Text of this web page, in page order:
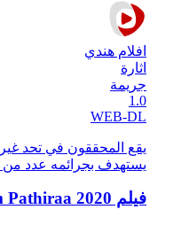
افلام هندي
اثارة
جريمة
1.0
WEB-DL
يقع المحققون في تحد
يستهدف بجرائمه عدد من
فيلم Anjaam Pathiraa 2020 مترجم HD